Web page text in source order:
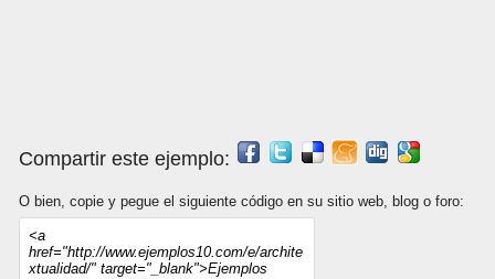
Compartir este ejemplo:
O bien, copie y pegue el siguiente código en su sitio web, blog o foro: